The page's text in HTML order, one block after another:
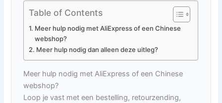
Table of Contents
Meer hulp nodig met AliExpress of een Chinese
webshop?
Meer hulp nodig dan alleen deze uitleg?
Meer hulp nodig met AliExpress of een Chinese
webshop?
Loop je vast met een bestelling, retourzending,